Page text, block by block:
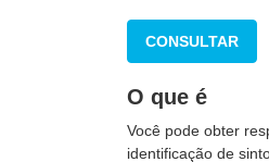
CONSULTAR
O que é
Você pode obter
identificação de